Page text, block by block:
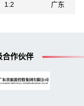
1:2 广东
合作伙伴